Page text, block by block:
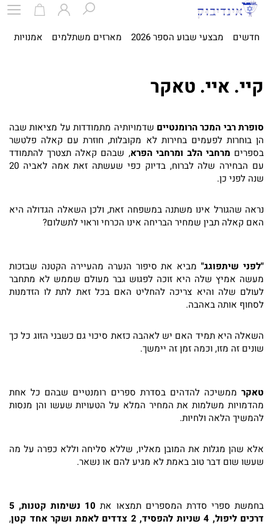
חדשים מבצעי שבוע הספר 2026 מארזים משתלמים אמנויות
קיי. איי. טאקר
סופרת רבי המכר הרומנטיים שדמויותיה מתמודדות על מציאות שבה
הן בוחרות לפעמים בחירות לא מקובלות, חוזרת עם קאלה פלטשר
בספרים מרחבי הלב ומרחבי הפרא, שבהם קאלה תצטרך להתמודד
עם הבחירה שלה לברוח, בדיוק כפי שעשתה זאת אמה לאביה 20
שנה לפני כן.
נראה שהגורל אינו משתנה במשפחה זאת, ולכן השאלה הגדולה היא
האם קאלה תבין שמחיר הבריחה אינו הכרחי וראוי לתשלום?
"לפני שיתפוגג"מביא את סיפור הנערה מהעיירה הקטנה שבזכות
מעשה אמיץ שלה היא זוכה לפגוש גבר מעולם שממש לא מתחבר
לעולם שלה והיא צריכה להחליט האם בכל זאת לתת לו הזדמנות
לסחוף אותה באהבה.
השאלה היא תמיד האם יש לאהבה כזאת סיכוי גם כשבני הזוג כל כך
שונים זה מזו, וכמה זמן זה יימשך.
טאקר ממשיכה להדהים בסדרת ספרים רומנטיים שבהם כל אחת
מהדמויות משלמות את המחיר המלא על הטעויות שעשו והן מנסות
להמשיך הלאה ולחיות.
אלא שהן מגלות את המובן מאליו, שללא סליחה וללא כפרה על מה
שעשו שום דבר טוב באמת לא מגיע להם או נשאר.
בחמשת ספרי סדרת המספרים תמצאו את
10 נשימות קטנות, 5
דרכים ליפול, 4 שניות להפסיד, 2 צדדים לאמת ושקר אחד קטן
,